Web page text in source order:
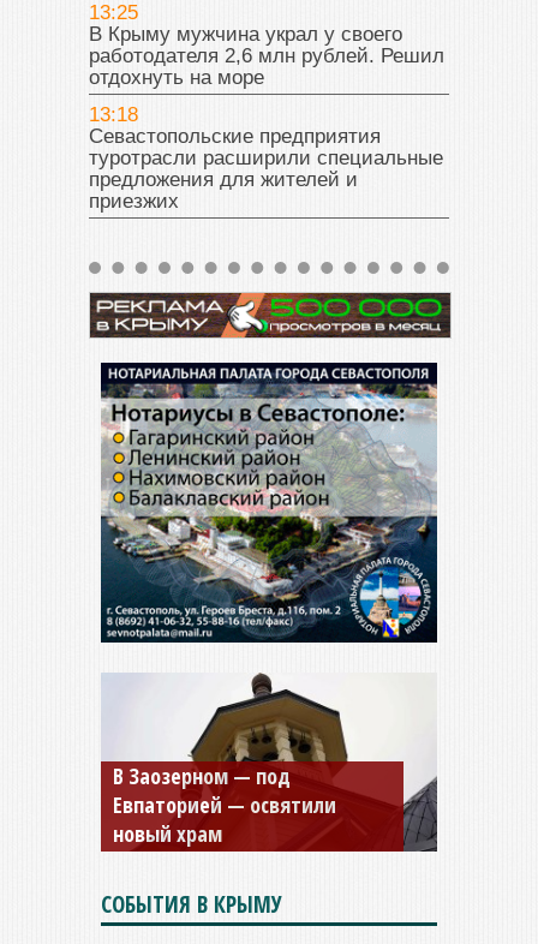
13:25
В Крыму мужчина украл у своего
работодателя 2,6 млн рублей. Решил
отдохнуть на море
13:18
Севастопольские предприятия
туротрасли расширили специальные
предложения для жителей и
приезжих
В Заозерном — под
Евпаторией — освятили
новый храм
СОБЫТИЯ В КРЫМУ